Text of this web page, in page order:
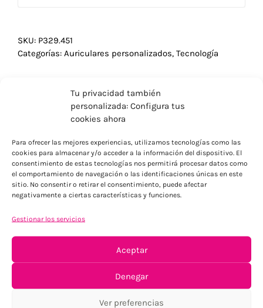
Tu privacidad también
personalizada: Configura tus
cookies ahora
Para ofrecer las mejores experiencias, utilizamos tecnologías como las
cookies para almacenar y/o acceder a la información del dispositivo. El
consentimiento de estas tecnologías nos permitirá procesar datos como
el comportamiento de navegación o las identificaciones únicas en este
sitio. No consentir o retirar el consentimiento, puede afectar
negativamente a ciertas características y funciones.
Gestionar los servicios
Aceptar
Denegar
Ver preferencias
SKU: P329.451
Categorías: Auriculares personalizados, Tecnología
ENVÍOS ECONÓMICOS